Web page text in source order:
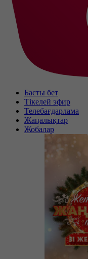
Басты бет
Тікелей эфир
Телебағдарлама
Жаңалықтар
Жобалар